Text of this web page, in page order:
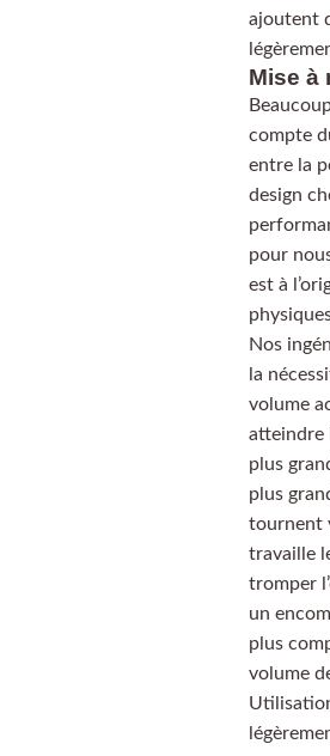
ajoutent
Mise à
compte
entre la
design
pour
est à
Nos
la
volume
atteindre
plus
plus
tournent
travaille
tromper
un
plus
volume